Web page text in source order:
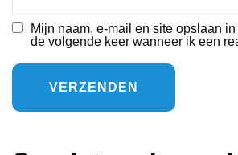
Mijn naam, e-mail en site opslaan
de volgende keer wanneer ik een